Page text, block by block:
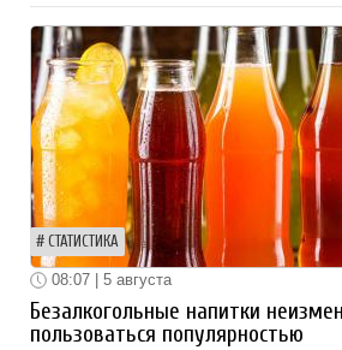
СТАТИСТИКА
08:07 | 5 августа
Безалкогольные напитки
пользоваться популярностью